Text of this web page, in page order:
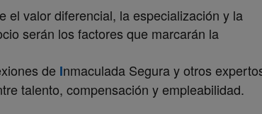
el valor diferencial, la especialización y la
serán los factores que marcarán la
de Inmaculada Seguray otros
talento, compensación y empleabilidad.